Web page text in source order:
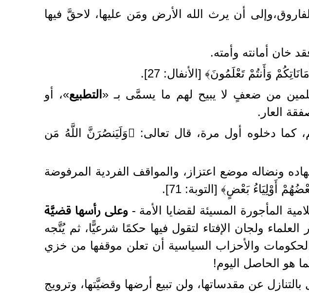
أن يرث الله الأرض ومَن عليها، لاحقَّ فيها
خان أمانته وأمته.
وَأَنتُمْ تَعْلَمُونَ﴾ [الأنفال: 27].
من ضعفٍ لا يبيح لهم ما يسمَّى بـ « التطبيع»، أو
العار.
دخلوه أول مرة، قال تعالى: ﴿وَلَيَنصُرَنَّ اللَّهُ مَن
ونضاله موضع اعتزاز، والمواقف الفردية المرفوضة
أَوْلِيَاءُ بَعْضٍ﴾ [التوبة: 71].
المأجورة المسيئة لقضايا الأمة -وعلى رأسها قضيَّة
ولجان الإفتاء لتقول فيها حكمًا شرعيًّا، ثم يُتَّجه
والأحزاب السياسية أن تعلن موقفها من خزي
هو الحاصل اليوم!
عن مقدساتها، ولن تبيع أرضها وقضيَّتها، وترويج